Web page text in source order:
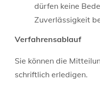
dürfen keine
Zuverlässigkeit
Verfahrensablauf
Sie können die
schriftlich erledigen.